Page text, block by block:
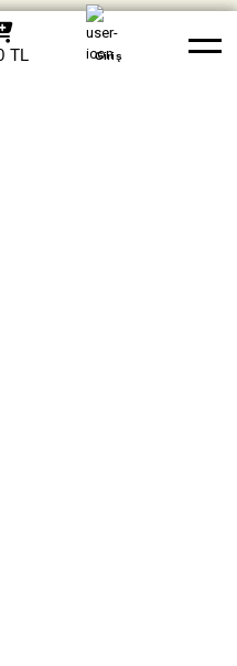
09 70 Whatsapp Yardım
TL Giriş